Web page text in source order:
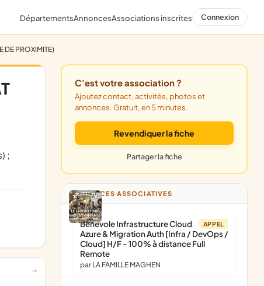
DépartementsAnnoncesAssociations inscrites Connexion
DE PROXIMITE)
C'est votre association ?
Ajoutez contact, activités, photos et
annonces. Gratuit, en 5 minutes.
Revendiquer la fiche
Partager la fiche
ANNONCES ASSOCIATIVES
APPEL
Bénévole Infrastructure Cloud
Azure & Migration Auth [Infra / DevOps /
Cloud] H/F - 100% à distance Full
Remote
par LA FAMILLE MAGHEN